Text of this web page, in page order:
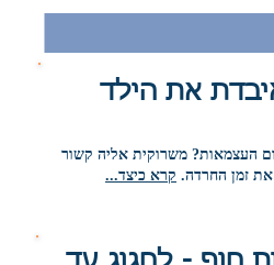
את הילד
העצמאות? משרוקית אליה קשור
את זמן החרדה. קרא כיצד...